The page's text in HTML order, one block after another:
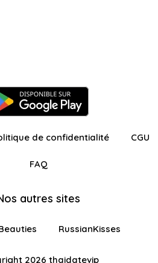
de confidentialité CGU
FAQ
autres sites
RussianKisses
2026 thaidatevip